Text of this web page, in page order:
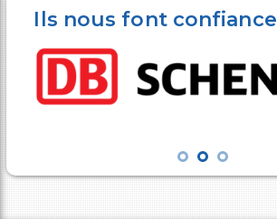
Ils nous font confiance